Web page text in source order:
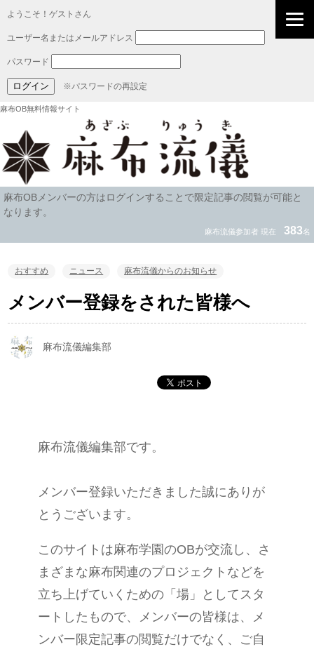
ようこそ！ゲストさん
ユーザー名またはメールアドレス
パスワード
※パスワードの再設定
麻布OB無料情報サイト
麻布OBメンバーの方はログインすることで限定記事の閲覧が可能と
なります。
麻布流儀参加者 現在 383名
おすすめ ニュース 麻布流儀からのお知らせ
メンバー登録をされた皆様へ
麻布流儀編集部
麻布流儀編集部です。
メンバー登録いただきました誠にありが
とうございます。
このサイトは麻布学園のOBが交流し、さ
まざまな麻布関連のプロジェクトなどを
立ち上げていくための「場」としてスタ
ートしたもので、メンバーの皆様は、メ
ンバー限定記事の閲覧だけでなく、ご自